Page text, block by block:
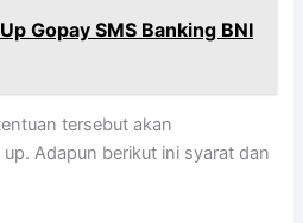
Gopay SMS Banking BNI
tersebut akan
Adapun berikut ini syarat dan